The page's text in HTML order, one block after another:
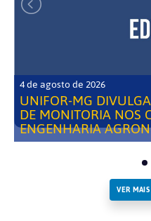
4 de agosto de 2026
UNIFOR-MG
DE MONITORIA NOS
ENGENHARIA
VER